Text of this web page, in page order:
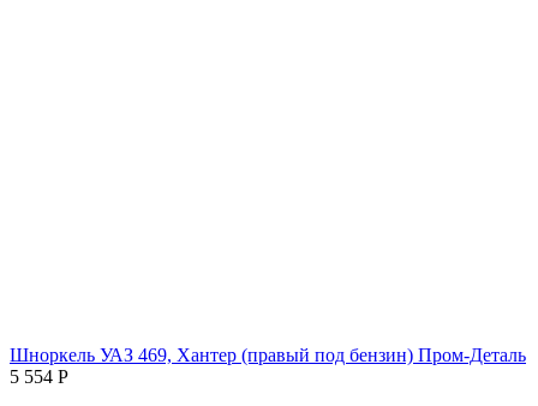
Шноркель УАЗ 469, Хантер (правый под бензин) Пром-Деталь
5 554 Р